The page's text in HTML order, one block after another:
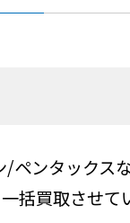
/ペンタックス
括買取させて